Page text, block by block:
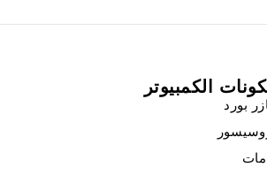
الكمبيوتر
بورد